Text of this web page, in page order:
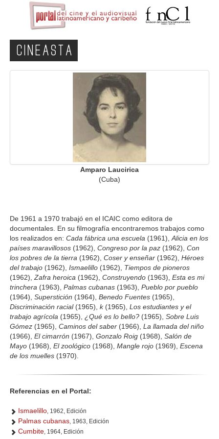
CINEASTA
Amparo Laucirica
(Cuba)
De 1961 a 1970 trabajó en el ICAIC como editora de
documentales. En su filmografía encontraremos trabajos como
los realizados en: Cada fábrica una escuela (1961), Alicia en los
países maravillosos (1962), Congreso por la paz (1962), Con
los pobres de la tierra (1962), Coser y enseñar (1962), Héroes
del trabajo (1962), Ismaelillo (1962), Tiempos de pioneros
(1962), Zafra heroica (1962), Construyendo (1963), Esta es mi
trinchera (1963), Palmas cubanas (1963), Pueblo por pueblo
(1964), Superstición (1964), Benedo Fuentes (1965),
Discriminación racial(1965), k(1965), Los estudiantes y el
trabajo agrícola (1965), ¿Qué es lo bello? (1965), Sobre Luis
Gómez (1965), Caminos del saber (1966), La llamada del niño
(1966), El cimarrón (1967), Gonzalo Roig (1968), Salón de
Mayo (1968), El zoológico (1968), Mangle rojo (1969), Escena
de los muelles (1970).
Referencias en el Portal:
Ismaelillo, 1962, Edición
Palmas cubanas, 1963, Edición
Cumbite, 1964, Edición